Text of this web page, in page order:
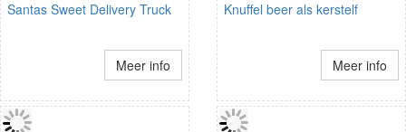
Santas Sweet Delivery Truck
Meer info
Knuffel beer als kerstelf
Meer info